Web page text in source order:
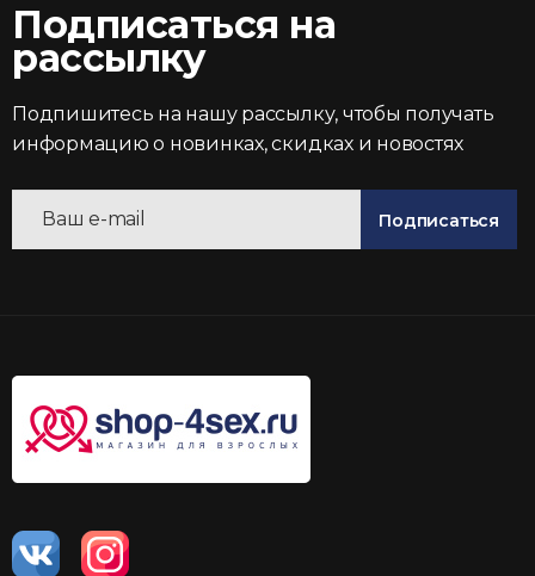
Подписаться на
рассылку
Подпишитесь на нашу рассылку, чтобы получать
информацию о новинках, скидках и новостях
Подписаться